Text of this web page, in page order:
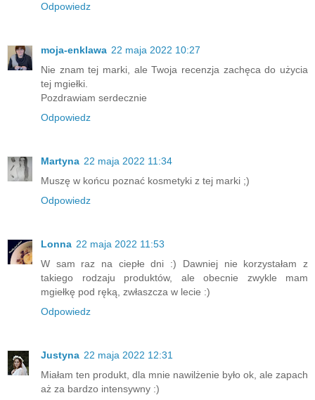
Odpowiedz
moja-enklawa 22 maja 2022 10:27
Nie znam tej marki, ale Twoja recenzja zachęca do użycia
tej mgiełki.
Pozdrawiam serdecznie
Odpowiedz
Martyna 22 maja 2022 11:34
Muszę w końcu poznać kosmetyki z tej marki ;)
Odpowiedz
Lonna 22 maja 2022 11:53
W sam raz na ciepłe dni :) Dawniej nie korzystałam z
takiego rodzaju produktów, ale obecnie zwykle mam
mgiełkę pod ręką, zwłaszcza w lecie :)
Odpowiedz
Justyna 22 maja 2022 12:31
Miałam ten produkt, dla mnie nawilżenie było ok, ale zapach
aż za bardzo intensywny :)